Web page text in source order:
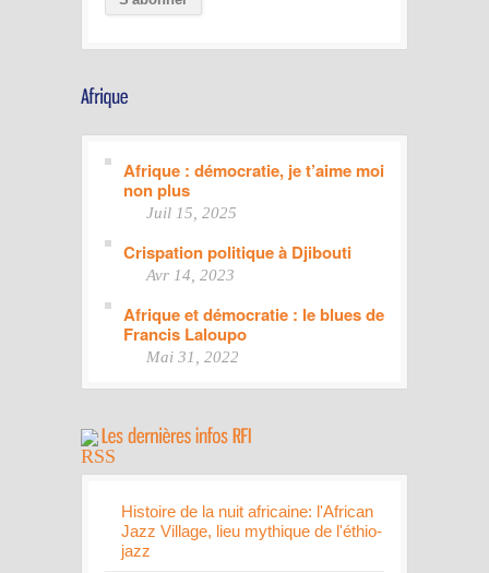
Afrique : démocratie, je t’aime moi
non plus
Juil 15, 2025
Crispation politique à Djibouti
Avr 14, 2023
Afrique et démocratie : le blues de
Francis Laloupo
Mai 31, 2022
Histoire de la nuit africaine: l'African
Jazz Village, lieu mythique de l'éthio-
jazz